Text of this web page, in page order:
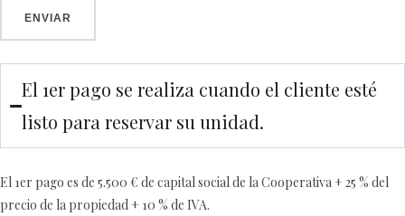
ENVIAR
El 1er pago se realiza cuando el cliente esté
listo para reservar su unidad.
El 1er pago es de 5.500 € de capital social de la Cooperativa + 25 % del
precio de la propiedad + 10 % de IVA.